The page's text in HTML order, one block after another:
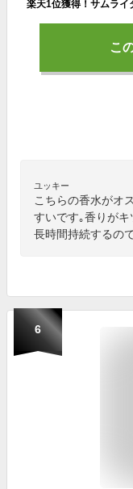
こ
ユッキー
こちらの香水がオ
すいです｡香りが
長時間持続するの
6